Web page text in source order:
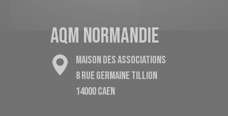
AQM NORMANDIE
MAISON DES ASSOCIATIONS
8 RUE GERMAINE TILLION
14000 CAEN